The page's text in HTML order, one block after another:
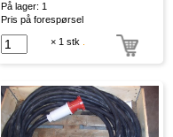
På lager: 1
Pris på forespørsel
× 1 stk